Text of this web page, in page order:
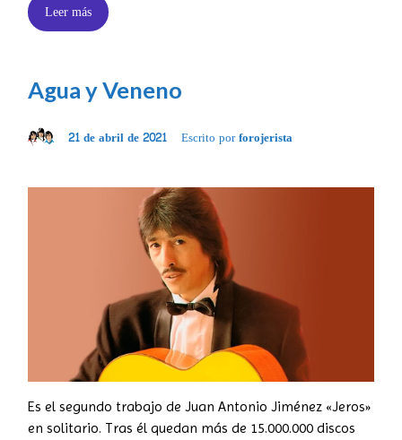
Leer más
Agua y Veneno
21 de abril de 2021 Escrito porforojerista
Es el segundo trabajo de Juan Antonio Jiménez «Jeros»
en solitario. Tras él quedan más de 15.000.000 discos